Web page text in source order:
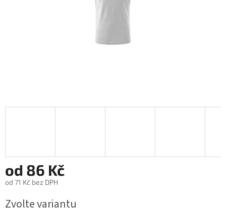
od 86 Kč
od 71 Kč bez DPH
cena:
Zvolte variantu